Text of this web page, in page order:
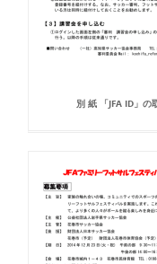
別 紙 「JFA ID」の